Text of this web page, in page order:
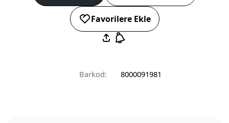
Favorilere Ekle
Barkod: 8000091981